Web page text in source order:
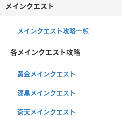
メインクエスト
メインクエスト攻略一覧
各メインクエスト攻略
黄金メインクエスト
漆黒メインクエスト
蒼天メインクエスト